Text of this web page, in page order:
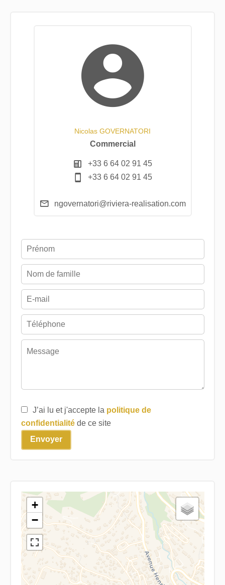
Nicolas GOVERNATORI
Commercial
+33 6 64 02 91 45
+33 6 64 02 91 45
ngovernatori@riviera-realisation.com
J’ai lu et j'accepte la politique de
confidentialitéde ce site
Envoyer
+
−